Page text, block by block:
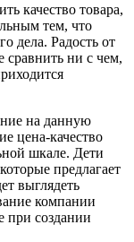
качество товара,
тем, что
дела. Радость от
ни с чем,
на данную
цена-качество
шкале. Дети
предлагает
выглядеть
компании
при создании